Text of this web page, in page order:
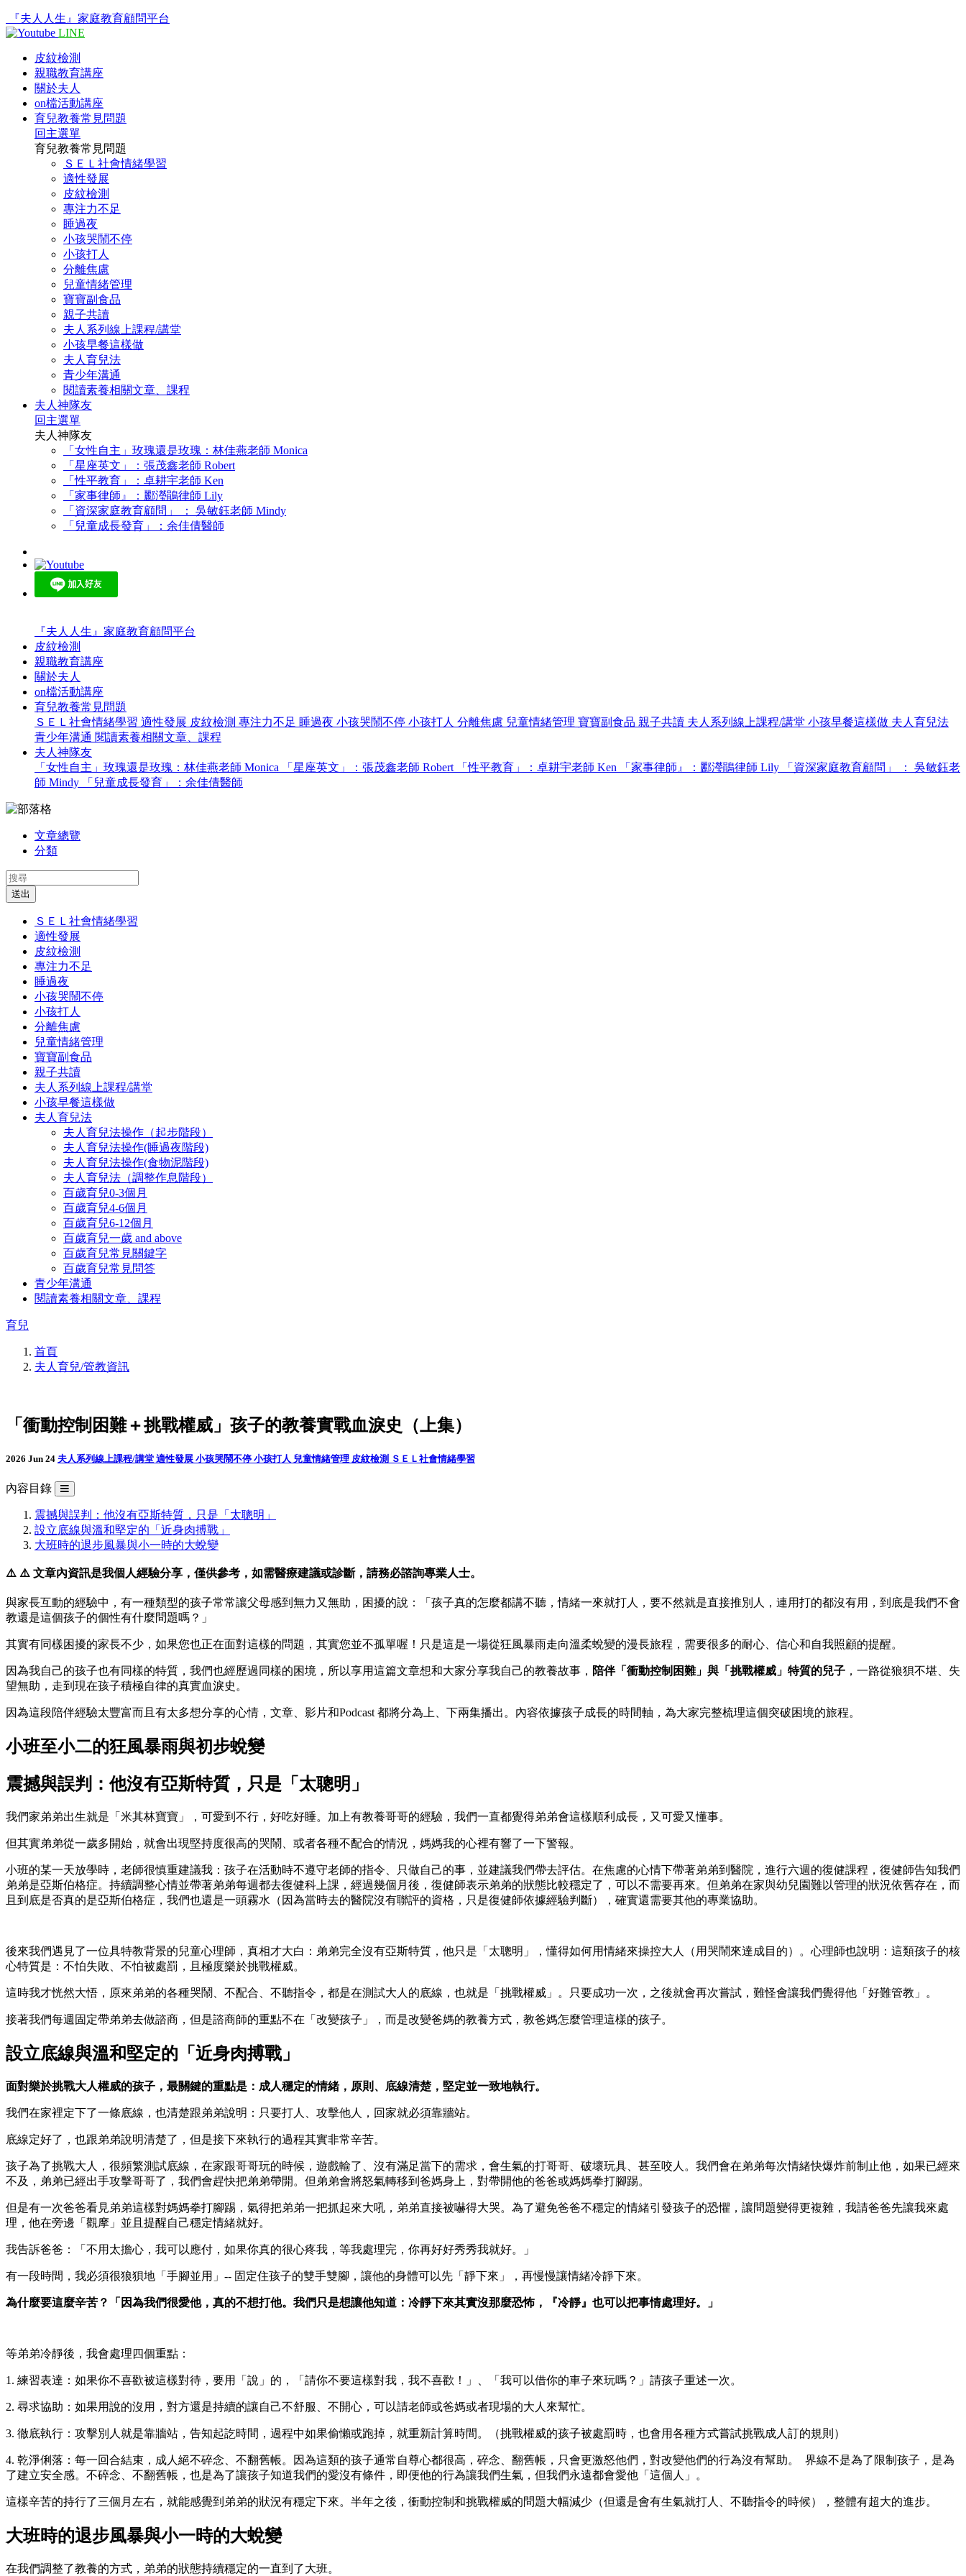
『夫人人生』家庭教育顧問平台
LINE
皮紋檢測
親職教育講座
關於夫人
on檔活動講座
育兒教養常見問題
回主選單
育兒教養常見問題
ＳＥＬ社會情緒學習
適性發展
皮紋檢測
專注力不足
睡過夜
小孩哭鬧不停
小孩打人
分離焦慮
兒童情緒管理
寶寶副食品
親子共讀
夫人系列線上課程/講堂
小孩早餐這樣做
夫人育兒法
青少年溝通
閱讀素養相關文章、課程
夫人神隊友
回主選單
夫人神隊友
「女性自主」玫瑰還是玫瑰：林佳燕老師 Monica
「星座英文」：張茂鑫老師 Robert
「性平教育」：卓耕宇老師 Ken
「家事律師』：酈瀅鵑律師 Lily
「資深家庭教育顧問」 ： 吳敏鈺老師 Mindy
「兒童成長發育」：余佳倩醫師
『夫人人生』家庭教育顧問平台
皮紋檢測
親職教育講座
關於夫人
on檔活動講座
育兒教養常見問題
ＳＥＬ社會情緒學習 適性發展 皮紋檢測 專注力不足 睡過夜 小孩哭鬧不停 小孩打人 分離焦慮 兒童情緒管理 寶寶副食品 親子共讀 夫人系列線上課程/講堂 小孩早餐這樣做 夫人育兒法
青少年溝通 閱讀素養相關文章、課程
夫人神隊友
「女性自主」玫瑰還是玫瑰：林佳燕老師 Monica
「星座英文」：張茂鑫老師 Robert 「性平教育」：卓耕宇老師 Ken 「家事律師』：酈瀅鵑律師 Lily
「資深家庭教育顧問」 ： 吳敏鈺老
師 Mindy
「兒童成長發育」：余佳倩醫師
文章總覽
分類
送出
ＳＥＬ社會情緒學習
適性發展
皮紋檢測
專注力不足
睡過夜
小孩哭鬧不停
小孩打人
分離焦慮
兒童情緒管理
寶寶副食品
親子共讀
夫人系列線上課程/講堂
小孩早餐這樣做
夫人育兒法
夫人育兒法操作（起步階段）
夫人育兒法操作(睡過夜階段)
夫人育兒法操作(食物泥階段)
夫人育兒法（調整作息階段）
百歲育兒0-3個月
百歲育兒4-6個月
百歲育兒6-12個月
百歲育兒一歲 and above
百歲育兒常見關鍵字
百歲育兒常見問答
青少年溝通
閱讀素養相關文章、課程
育兒
首頁
夫人育兒/管教資訊
「衝動控制困難＋挑戰權威」孩子的教養實戰血淚史（上集）
2026 Jun 24 夫人系列線上課程/講堂 適性發展 小孩哭鬧不停 小孩打人 兒童情緒管理 皮紋檢測 ＳＥＬ社會情緒學習
內容目錄
震撼與誤判：他沒有亞斯特質，只是「太聰明」
設立底線與溫和堅定的「近身肉搏戰」
大班時的退步風暴與小一時的大蛻變
⚠️ ⚠️ 文章內資訊是我個人經驗分享，僅供參考，如需醫療建議或診斷，請務必諮詢專業人士。
與家長互動的經驗中，有一種類型的孩子常常讓父母感到無力又無助，困擾的說：「孩子真的怎麼都講不聽，情緒一來就打人，要不然就是直接推別人，連用打的都沒有用，到底是我們不會
教還是這個孩子的個性有什麼問題嗎？」
其實有同樣困擾的家長不少，如果您也正在面對這樣的問題，其實您並不孤單喔！只是這是一場從狂風暴雨走向溫柔蛻變的漫長旅程，需要很多的耐心、信心和自我照顧的提醒。
因為我自己的孩子也有同樣的特質，我們也經歷過同樣的困境，所以享用這篇文章想和大家分享我自己的教養故事， 陪伴「衝動控制困難」與「挑戰權威」特質的兒子 ，一路從狼狽不堪、失
望無助，走到現在孩子積極自律的真實血淚史。
因為這段陪伴經驗太豐富而且有太多想分享的心情，文章、影片和Podcast 都將分為上、下兩集播出。內容依據孩子成長的時間軸，為大家完整梳理這個突破困境的旅程。
小班至小二的狂風暴雨與初步蛻變
震撼與誤判：他沒有亞斯特質，只是「太聰明」
我們家弟弟出生就是「米其林寶寶」，可愛到不行，好吃好睡。加上有教養哥哥的經驗，我們一直都覺得弟弟會這樣順利成長，又可愛又懂事。
但其實弟弟從一歲多開始，就會出現堅持度很高的哭鬧、或者各種不配合的情況，媽媽我的心裡有響了一下警報。
小班的某一天放學時，老師很慎重建議我：孩子在活動時不遵守老師的指令、只做自己的事，並建議我們帶去評估。在焦慮的心情下帶著弟弟到醫院，進行六週的復健課程，復健師告知我們
弟弟是亞斯伯格症。持續調整心情並帶著弟弟每週都去復健科上課，經過幾個月後，復健師表示弟弟的狀態比較穩定了，可以不需要再來。但弟弟在家與幼兒園難以管理的狀況依舊存在，而
且到底是否真的是亞斯伯格症，我們也還是一頭霧水（因為當時去的醫院沒有聯評的資格，只是復健師依據經驗判斷），確實還需要其他的專業協助。
後來我們遇見了一位具特教背景的兒童心理師，真相才大白：弟弟完全沒有亞斯特質，他只是「太聰明」，懂得如何用情緒來操控大人（用哭鬧來達成目的）。心理師也說明：這類孩子的核
心特質是：不怕失敗、不怕被處罰，且極度樂於挑戰權威。
這時我才恍然大悟，原來弟弟的各種哭鬧、不配合、不聽指令，都是在測試大人的底線，也就是「挑戰權威」。只要成功一次，之後就會再次嘗試，難怪會讓我們覺得他「好難管教」。
接著我們每週固定帶弟弟去做諮商，但是諮商師的重點不在「改變孩子」，而是改變爸媽的教養方式，教爸媽怎麼管理這樣的孩子。
設立底線與溫和堅定的「近身肉搏戰」
面對樂於挑戰大人權威的孩子，最關鍵的重點是：成人穩定的情緒，原則、底線清楚，堅定並一致地執行。
我們在家裡定下了一條底線，也清楚跟弟弟說明：只要打人、攻擊他人，回家就必須靠牆站。
底線定好了，也跟弟弟說明清楚了，但是接下來執行的過程其實非常辛苦。
孩子為了挑戰大人，很頻繁測試底線，在家跟哥哥玩的時候，遊戲輸了、沒有滿足當下的需求，會生氣的打哥哥、破壞玩具、甚至咬人。我們會在弟弟每次情緒快爆炸前制止他，如果已經來
不及，弟弟已經出手攻擊哥哥了，我們會趕快把弟弟帶開。但弟弟會將怒氣轉移到爸媽身上，對帶開他的爸爸或媽媽拳打腳踢。
但是有一次爸爸看見弟弟這樣對媽媽拳打腳踢，氣得把弟弟一把抓起來大吼，弟弟直接被嚇得大哭。為了避免爸爸不穩定的情緒引發孩子的恐懼，讓問題變得更複雜，我請爸爸先讓我來處
理，他在旁邊「觀摩」並且提醒自己穩定情緒就好。
我告訴爸爸：「不用太擔心，我可以應付，如果你真的很心疼我，等我處理完，你再好好秀秀我就好。」
有一段時間，我必須很狼狽地「手腳並用」-- 固定住孩子的雙手雙腳，讓他的身體可以先「靜下來」，再慢慢讓情緒冷靜下來。
為什麼要這麼辛苦？「因為我們很愛他，真的不想打他。我們只是想讓他知道：冷靜下來其實沒那麼恐怖，『冷靜』也可以把事情處理好。」
等弟弟冷靜後，我會處理四個重點：
1. 練習表達：如果你不喜歡被這樣對待，要用「說」的，「請你不要這樣對我，我不喜歡！」、「我可以借你的車子來玩嗎？」請孩子重述一次。
2. 尋求協助：如果用說的沒用，對方還是持續的讓自己不舒服、不開心，可以請老師或爸媽或者現場的大人來幫忙。
3. 徹底執行：攻擊別人就是靠牆站，告知起訖時間，過程中如果偷懶或跑掉，就重新計算時間。（挑戰權威的孩子被處罰時，也會用各種方式嘗試挑戰成人訂的規則）
4. 乾淨俐落：每一回合結束，成人絕不碎念、不翻舊帳。因為這類的孩子通常自尊心都很高，碎念、翻舊帳，只會更激怒他們，對改變他們的行為沒有幫助。 界線不是為了限制孩子，是為
了建立安全感。不碎念、不翻舊帳，也是為了讓孩子知道我們的愛沒有條件，即便他的行為讓我們生氣，但我們永遠都會愛他「這個人」。
這樣辛苦的持行了三個月左右，就能感覺到弟弟的狀況有穩定下來。半年之後，衝動控制和挑戰權威的問題大幅減少（但還是會有生氣就打人、不聽指令的時候），整體有超大的進步。
大班時的退步風暴與小一時的大蛻變
在我們調整了教養的方式，弟弟的狀態持續穩定的一直到了大班。